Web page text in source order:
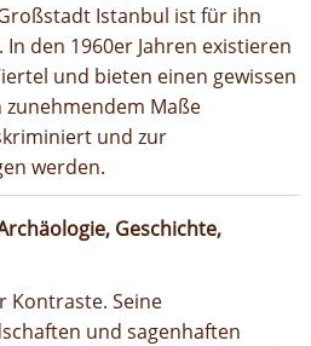
Istanbul ist für ihn
den 1960er Jahren existieren
und bieten einen gewissen
zunehmendem Maße
und zur
werden.
Geschichte,
Kontraste. Seine
und sagenhaften